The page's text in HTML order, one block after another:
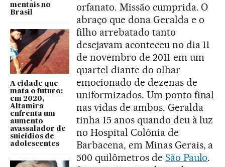
mentais no
Brasil
A cidade que
mata o futuro:
em 2020,
Altamira
enfrenta um
aumento
avassalador de
suicídios de
adolescentes
orfanato. Missão cumprida. O
abraço que dona Geralda e o
filho arrebatado tanto
desejavam aconteceu no dia 11
de novembro de 2011 em um
quartel diante do olhar
emocionado de dezenas de
uniformizados. Um ponto final
nas vidas de ambos. Geralda
tinha 15 anos quando deu à luz
no Hospital Colônia de
Barbacena, em Minas Gerais, a
500 quilômetros de São Paulo.